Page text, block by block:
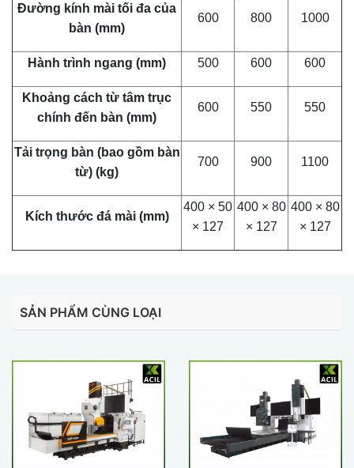
Đường kính mài tối đa của
bàn (mm)
600 800 1000
Hành trình ngang (mm) 500 600 600
Khoảng cách từ tâm trục
chính đến bàn (mm)
600 550 550
Tải trọng bàn (bao gồm bàn
từ) (kg)
700 900 1100
Kích thước đá mài (mm)
400 × 50
× 127
400 × 80
× 127
400 × 80
× 127
SẢN PHẨM CÙNG LOẠI